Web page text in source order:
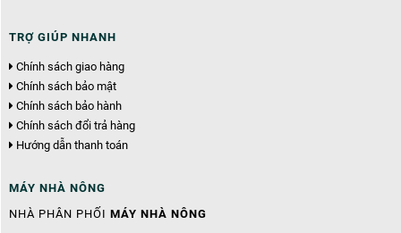
TRỢ GIÚP NHANH
Chính sách giao hàng
Chính sách bảo mật
Chính sách bảo hành
Chính sách đổi trả hàng
Hướng dẫn thanh toán
MÁY NHÀ NÔNG
NHÀ PHÂN PHỐI MÁY NHÀ NÔNG